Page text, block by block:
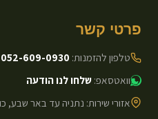
פרטי קשר
טלפון להזמנות: 052-609-0930
וואטסאפ: שלחו לנו הודעה
אזורי שירות: נתניה עד באר שבע,